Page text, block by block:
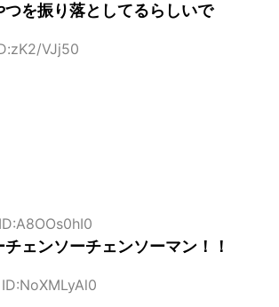
を振り落としてるらしいで
VJj50
ェンソーチェンソーマン！！